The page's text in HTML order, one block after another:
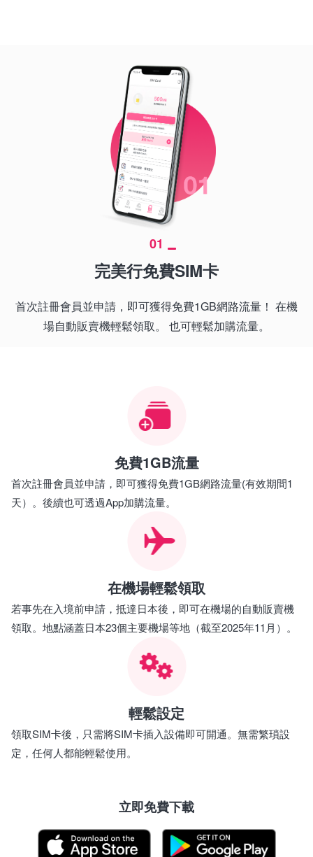
01
完美行免費SIM卡
首次註冊會員並申請，即可獲得免費1GB網路流量！ 在機
場自動販賣機輕鬆領取。 也可輕鬆加購流量。
免費1GB流量
首次註冊會員並申請，即可獲得免費1GB網路流量(有效期間1
天）。後續也可透過App加購流量。
在機場輕鬆領取
若事先在入境前申請，抵達日本後，即可在機場的自動販賣機
領取。地點涵蓋日本23個主要機場等地（截至2025年11月）。
輕鬆設定
領取SIM卡後，只需將SIM卡插入設備即可開通。無需繁瑣設
定，任何人都能輕鬆使用。
立即免費下載